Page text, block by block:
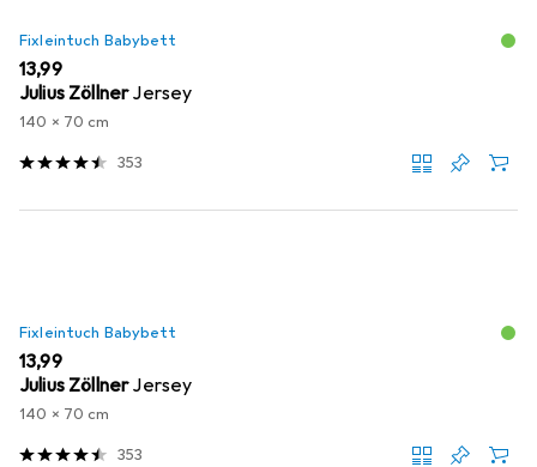
Fixleintuch Babybett
EUR
13,99
Julius ZöllnerJersey
140 x 70 cm
353
Fixleintuch Babybett
EUR
13,99
Julius ZöllnerJersey
140 x 70 cm
353